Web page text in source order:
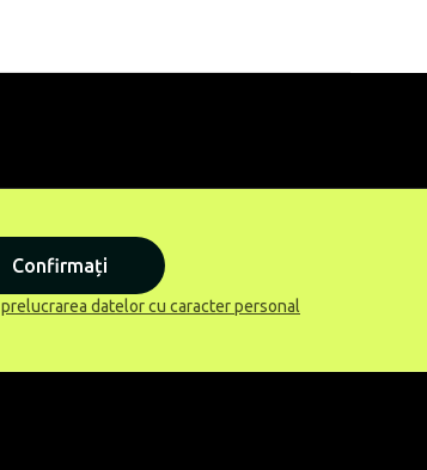
Confirmați
prelucrarea datelor cu caracter personal